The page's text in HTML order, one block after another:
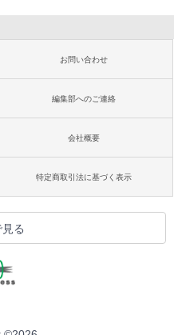
お問い合わせ
編集部へのご連絡
会社概要
特定商取引法に基づく表示
る